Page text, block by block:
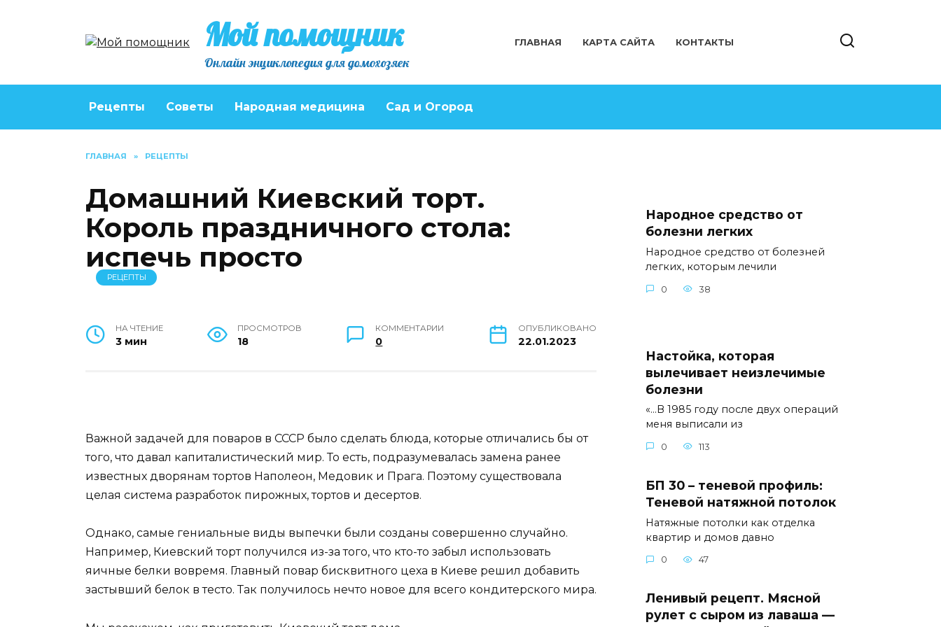
Мой помощник
Онлайн энциклопедия для домохозяек
ГЛАВНАЯ КАРТА САЙТА КОНТАКТЫ
Рецепты Советы Народная медицина Сад и Огород
ГЛАВНАЯ » РЕЦЕПТЫ
Домашний Киевский торт.
Король праздничного стола:
испечь просто
РЕЦЕПТЫ
НА ЧТЕНИЕ
3 мин
ПРОСМОТРОВ
18
КОММЕНТАРИИ
0
ОПУБЛИКОВАНО
22.01.2023
Важной задачей для поваров в СССР было сделать блюда, которые отличались бы от
того, что давал капиталистический мир. То есть, подразумевалась замена ранее
известных дворянам тортов Наполеон, Медовик и Прага. Поэтому существовала
целая система разработок пирожных, тортов и десертов.
Однако, самые гениальные виды выпечки были созданы совершенно случайно.
Например, Киевский торт получился из-за того, что кто-то забыл использовать
яичные белки вовремя. Главный повар бисквитного цеха в Киеве решил добавить
застывший белок в тесто. Так получилось нечто новое для всего кондитерского мира.
Народное средство от
болезни легких
Народное средство от болезней
легких, которым лечили
0 38
Настойка, которая
вылечивает неизлечимые
болезни
«…В 1985 году после двух операций
меня выписали из
0 113
БП 30 – теневой профиль:
Теневой натяжной потолок
Натяжные потолки как отделка
квартир и домов давно
0 47
Ленивый рецепт. Мясной
рулет с сыром из лаваша —